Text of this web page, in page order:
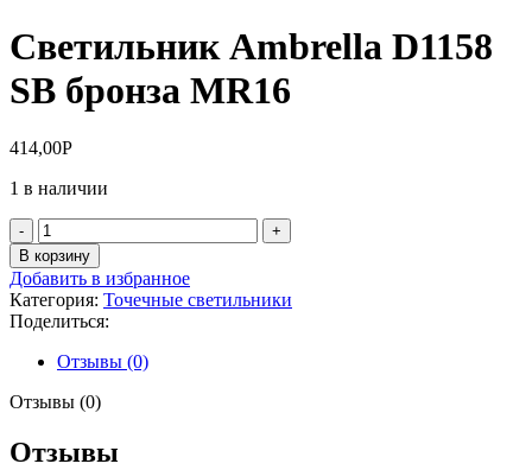
Светильник Ambrella D1158
SB бронза MR16
414,00Р
1 в наличии
Количество
товара
Светильник
Ambrella
D1158
SB
бронза
MR16
В корзину
Добавить в избранное
Категория: Точечные светильники
Поделиться:
Отзывы (0)
Отзывы (0)
Отзывы